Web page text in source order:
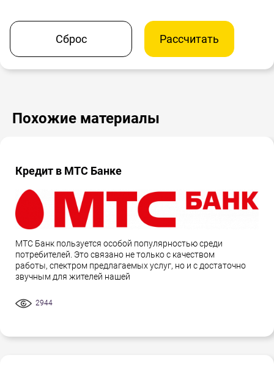
Сброс Рассчитать
Похожие материалы
Кредит в МТС Банке
МТС Банк пользуется особой популярностью среди
потребителей. Это связано не только с качеством
работы, спектром предлагаемых услуг, но и с достаточно
звучным для жителей нашей
2944